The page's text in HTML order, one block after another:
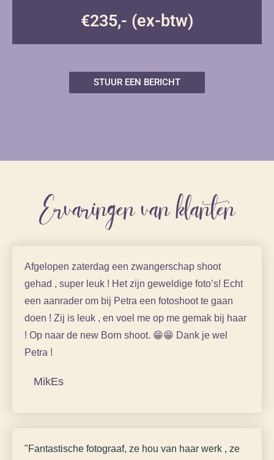
€235,- (ex-btw)
STUUR EEN BERICHT
Ervaringen van klanten
Afgelopen zaterdag een zwangerschap shoot
gehad , super leuk ! Het zijn geweldige foto’s! Echt
een aanrader om bij Petra een fotoshoot te gaan
doen ! Zij is leuk , en voel me op me gemak bij haar
! Op naar de new Born shoot. 😁😁 Dank je wel
Petra !
MikEs
"Fantastische fotograaf, ze hou van haar werk , ze